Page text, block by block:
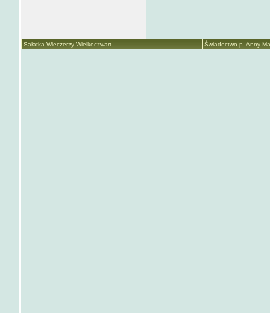
Sałatka Wieczerzy Wielkoczwart ... Świadectwo p. Anny